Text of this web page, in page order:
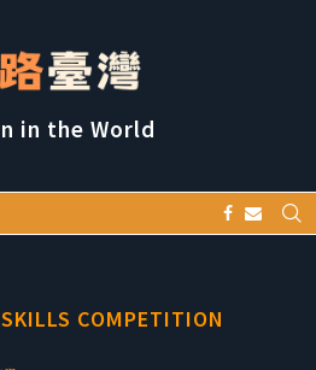
in the World
COMPETITION